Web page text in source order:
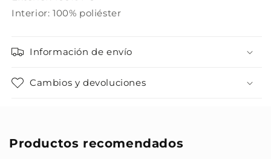
Interior: 100% poliéster
Información de envío
Cambios y devoluciones
Productos recomendados